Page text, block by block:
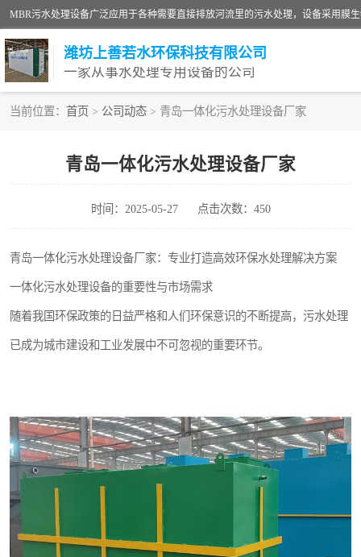
潍坊上善若水环保科技有限公司
一家从事水处理专用设备的公司
当前位置： 首页 > 公司动态 > 青岛一体化污水处理设备厂家
青岛一体化污水处理设备厂家
时间：2025-05-27 点击次数：450
青岛一体化污水处理设备厂家：专业打造高效环保水处理解决方案
一体化污水处理设备的重要性与市场需求
随着我国环保政策的日益严格和人们环保意识的不断提高，污水处理
已成为城市建设和工业发展中不可忽视的重要环节。
洗涤污水处理设备
诊所门诊污水处理设备
养殖污水处理设备
一体化污水处理设备